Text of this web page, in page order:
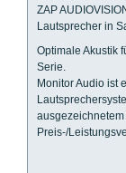
ZAP
Lautsprecher in
Optimale Akustik
Serie.
Monitor Audio ist
Preis-/